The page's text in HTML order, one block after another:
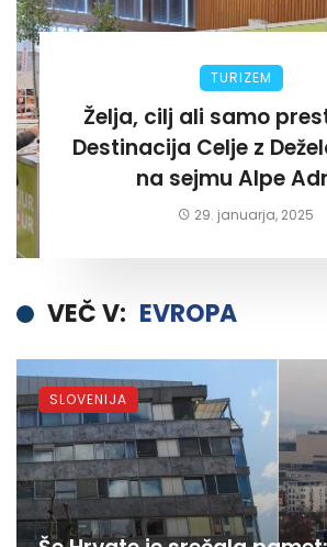
TURIZEM
Želja, cilj ali samo
Destinacija Celje z
na sejmu Alpe
29. januarja, 2025
VEČ V: EVROPA
SLOVENIJA